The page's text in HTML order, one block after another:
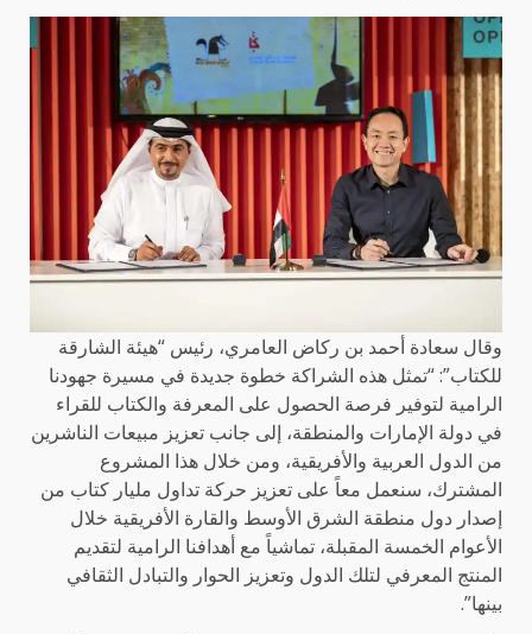
وقال سعادة أحمد بن ركاض العامري، رئيس “هيئة الشارقة
للكتاب”: “تمثل هذه الشراكة خطوة جديدة في مسيرة جهودنا
الرامية لتوفير فرصة الحصول على المعرفة والكتاب للقراء
في دولة الإمارات والمنطقة، إلى جانب تعزيز مبيعات الناشرين
من الدول العربية والأفريقية، ومن خلال هذا المشروع
المشترك، سنعمل معاً على تعزيز حركة تداول مليار كتاب من
إصدار دول منطقة الشرق الأوسط والقارة الأفريقية خلال
الأعوام الخمسة المقبلة، تماشياً مع أهدافنا الرامية لتقديم
المنتج المعرفي لتلك الدول وتعزيز الحوار والتبادل الثقافي
بينها”.